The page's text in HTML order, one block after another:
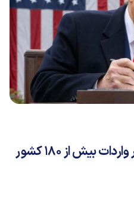
ترامپ تعرفه‌های جدیدی بر واردات بیش از ۱۸۰ کشور